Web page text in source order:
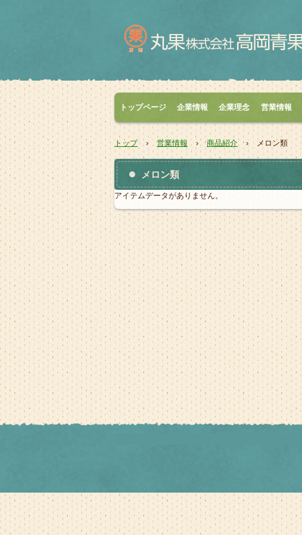
トップページ 企業情報 企業理念 営業情報
トップ › 営業情報 › 商品紹介 › メロン類
メロン類
アイテムデータがありません。